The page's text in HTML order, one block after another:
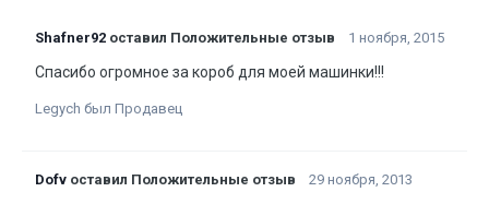
Shafner92 оставил Положительные отзыв 1 ноября, 2015
Спасибо огромное за короб для моей машинки!!!
Legych был Продавец
Dofv оставил Положительные отзыв 29 ноября, 2013